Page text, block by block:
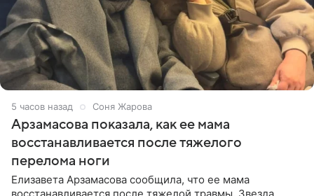
5 часов назад Соня Жарова
Арзамасова показала, как ее мама
восстанавливается после тяжелого
перелома ноги
Елизавета Арзамасова сообщила, что ее мама